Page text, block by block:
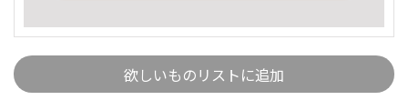
欲しいものリストに追加